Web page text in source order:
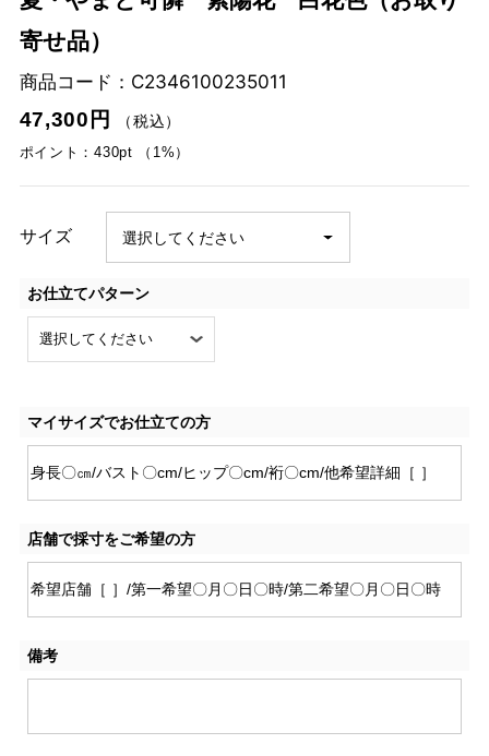
寄せ品）
商品コード： C2346100235011
47,300円
（税込）
ポイント：430pt （1%）
サイズ
お仕立てパターン
マイサイズでお仕立ての方
店舗で採寸をご希望の方
備考